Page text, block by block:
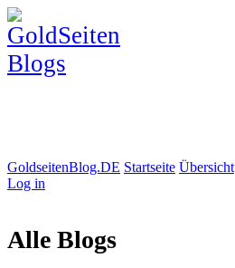
GoldseitenBlog.DE Startseite Übersicht
Log in
Alle Blogs